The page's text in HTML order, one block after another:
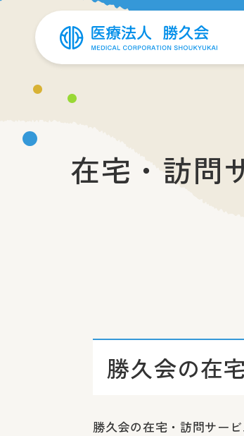
在宅・訪問
勝久会の在
勝久会の在宅・訪問サー